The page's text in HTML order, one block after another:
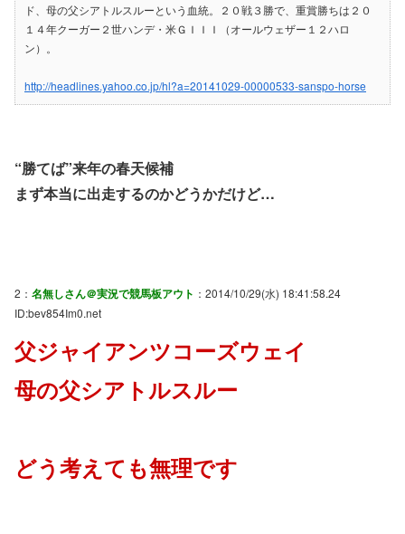
ド、母の父シアトルスルーという血統。２０戦３勝で、重賞勝ちは２０
１４年クーガー２世ハンデ・米ＧＩＩＩ（オールウェザー１２ハロ
ン）。
http://headlines.yahoo.co.jp/hl?a=20141029-00000533-sanspo-horse
“勝てば”来年の春天候補
まず本当に出走するのかどうかだけど…
2： 名無しさん＠実況で競馬板アウト ：2014/10/29(水) 18:41:58.24
ID:bev854Im0.net
父ジャイアンツコーズウェイ
母の父シアトルスルー
どう考えても無理です